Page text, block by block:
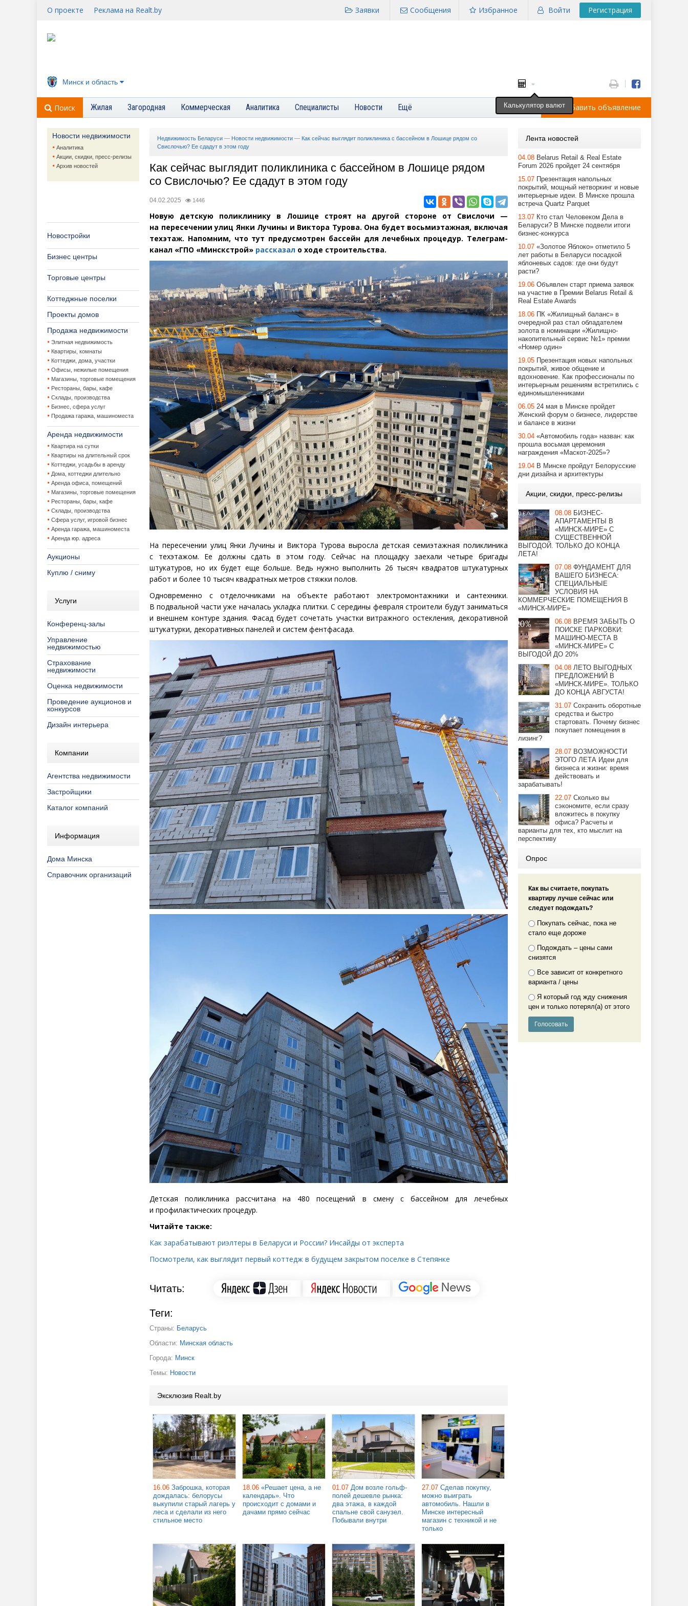
О проекте Реклама на Realt.by Войти Регистрация
Избранное
Сообщения
Заявки
Минск и область
Поиск Жилая Загородная Коммерческая Аналитика Специалисты Новости Ещё Добавить объявление
Новости недвижимости
Аналитика
Акции, скидки, пресс-релизы
Архив новостей
Новостройки
Бизнес центры
Торговые центры
Коттеджные поселки
Проекты домов
Продажа недвижимости
Элитная недвижимость
Квартиры, комнаты
Коттеджи, дома, участки
Офисы, нежилые помещения
Магазины, торговые помещения
Рестораны, бары, кафе
Склады, производства
Бизнес, сфера услуг
Продажа гаража, машиноместа
Аренда недвижимости
Квартира на сутки
Квартиры на длительный срок
Коттеджи, усадьбы в аренду
Дома, коттеджи длительно
Аренда офиса, помещений
Магазины, торговые помещения
Рестораны, бары, кафе
Склады, производства
Сфера услуг, игровой бизнес
Аренда гаража, машиноместа
Аренда юр. адреса
Аукционы
Куплю / сниму
Услуги
Конференц-залы
Управление
недвижимостью
Страхование
недвижимости
Оценка недвижимости
Проведение аукционов и
конкурсов
Дизайн интерьера
Компании
Агентства недвижимости
Застройщики
Каталог компаний
Информация
Дома Минска
Справочник организаций
Недвижимость Беларуси — Новости недвижимости — Как сейчас выглядит поликлиника с бассейном в Лошице рядом со
Свислочью? Ее сдадут в этом году
Как сейчас выглядит поликлиника с бассейном в Лошице рядом
со Свислочью? Ее сдадут в этом году
04.02.2025 1446
Новую детскую поликлинику в Лошице строят на другой стороне от Свислочи —
на пересечении улиц Янки Лучины и Виктора Турова. Она будет восьмиэтажная, включая
техэтаж. Напомним, что тут предусмотрен бассейн для лечебных процедур. Телеграм-
канал «ГПО «Минскстрой» рассказал о ходе строительства.
На пересечении улиц Янки Лучины и Виктора Турова выросла детская семиэтажная поликлиника
с техэтажом. Ее должны сдать в этом году. Сейчас на площадку заехали четыре бригады
штукатуров, но их будет еще больше. Ведь нужно выполнить 26 тысяч квадратов штукатурных
работ и более 10 тысяч квадратных метров стяжки полов.
Одновременно с отделочниками на объекте работают электромонтажники и сантехники.
В подвальной части уже началась укладка плитки. С середины февраля строители будут заниматься
и внешнем контуре здания. Фасад будет сочетать участки витражного остекления, декоративной
штукатурки, декоративных панелей и систем фентфасада.
Детская поликлиника рассчитана на 480 посещений в смену с бассейном для лечебных
и профилактических процедур.
Читайте также:
Как зарабатывают риэлтеры в Беларуси и России? Инсайды от эксперта
Посмотрели, как выглядит первый коттедж в будущем закрытом поселке в Степянке
Читать:
Теги:
Страны: Беларусь
Области: Минская область
Города: Минск
Темы: Новости
Эксклюзив Realt.by
16.06 Заброшка, которая
дождалась: белорусы
выкупили старый лагерь у
леса и сделали из него
стильное место
18.06 «Решает цена, а не
календарь». Что
происходит с домами и
дачами прямо сейчас
01.07 Дом возле гольф-
полей дешевле рынка:
два этажа, в каждой
спальне свой санузел.
Побывали внутри
27.07 Сделав покупку,
можно выиграть
автомобиль. Нашли в
Минске интересный
магазин с техникой и не
только
Лента новостей
04.08 Belarus Retail & Real Estate
Forum 2026 пройдет 24 сентября
15.07 Презентация напольных
покрытий, мощный нетворкинг и новые
интерьерные идеи. В Минске прошла
встреча Quartz Parquet
13.07 Кто стал Человеком Дела в
Беларуси? В Минске подвели итоги
бизнес-конкурса
10.07 «Золотое Яблоко» отметило 5
лет работы в Беларуси посадкой
яблоневых садов: где они будут
расти?
19.06 Объявлен старт приема заявок
на участие в Премии Belarus Retail &
Real Estate Awards
18.06 ПК «Жилищный баланс» в
очередной раз стал обладателем
золота в номинации «Жилищно-
накопительный сервис №1» премии
«Номер один»
19.05 Презентация новых напольных
покрытий, живое общение и
вдохновение. Как профессионалы по
интерьерным решениям встретились с
единомышленниками
06.05 24 мая в Минске пройдет
Женский форум о бизнесе, лидерстве
и балансе в жизни
30.04 «Автомобиль года» назван: как
прошла восьмая церемония
награждения «Маскот-2025»?
19.04 В Минске пройдут Белорусские
дни дизайна и архитектуры
Акции, скидки, пресс-релизы
08.08 БИЗНЕС-
АПАРТАМЕНТЫ В
«МИНСК-МИРЕ» С
СУЩЕСТВЕННОЙ
ВЫГОДОЙ. ТОЛЬКО ДО КОНЦА
ЛЕТА!
07.08 ФУНДАМЕНТ ДЛЯ
ВАШЕГО БИЗНЕСА:
СПЕЦИАЛЬНЫЕ
УСЛОВИЯ НА
КОММЕРЧЕСКИЕ ПОМЕЩЕНИЯ В
«МИНСК-МИРЕ»
06.08 ВРЕМЯ ЗАБЫТЬ О
ПОИСКЕ ПАРКОВКИ:
МАШИНО-МЕСТА В
«МИНСК-МИРЕ» С
ВЫГОДОЙ ДО 20%
04.08 ЛЕТО ВЫГОДНЫХ
ПРЕДЛОЖЕНИЙ В
«МИНСК-МИРЕ». ТОЛЬКО
ДО КОНЦА АВГУСТА!
31.07 Сохранить оборотные
средства и быстро
стартовать. Почему бизнес
покупает помещения в
лизинг?
28.07 ВОЗМОЖНОСТИ
ЭТОГО ЛЕТА Идеи для
бизнеса и жизни: время
действовать и
зарабатывать!
22.07 Сколько вы
сэкономите, если сразу
вложитесь в покупку
офиса? Расчеты и
варианты для тех, кто мыслит на
перспективу
Опрос
Как вы считаете, покупать
квартиру лучше сейчас или
следует подождать?
Покупать сейчас, пока не
стало еще дороже
Подождать – цены сами
снизятся
Все зависит от конкретного
варианта / цены
Я который год жду снижения
цен и только потерял(а) от этого
Калькулятор валют